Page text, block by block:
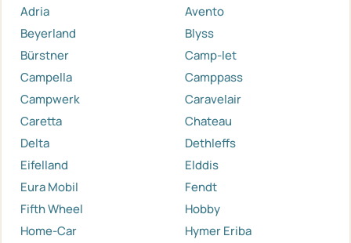
Adria
Avento
Beyerland
Blyss
Bürstner
Camp-let
Campella
Camppass
Campwerk
Caravelair
Caretta
Chateau
Delta
Dethleffs
Eifelland
Elddis
Eura Mobil
Fendt
Fifth Wheel
Hobby
Home-Car
Hymer Eriba